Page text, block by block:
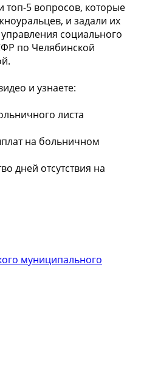
5 вопросов, которые
и задали их
социального
по Челябинской
и узнаете:
листа
на больничном
дней отсутствия на
муниципального